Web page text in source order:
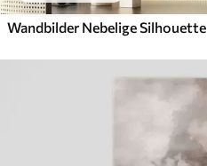
Wandbilder Nebelige Silhouette